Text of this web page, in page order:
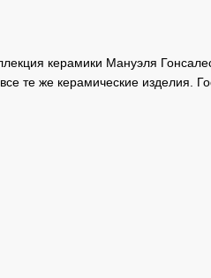
керамики Мануэля
те же керамические изделия.